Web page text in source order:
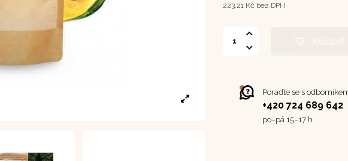
223,21 Kč bez DPH
Poraďte se s
+420 724 689 642
po–⁠⁠⁠⁠⁠⁠pá 15–17 h